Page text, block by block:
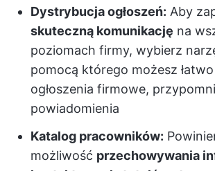
Dystrybucja ogłoszeń: Aby
skuteczną komunikację na
poziomach firmy, wybierz
pomocą którego możesz
ogłoszenia firmowe,
powiadomienia
Katalog pracowników:
możliwość przechowywania